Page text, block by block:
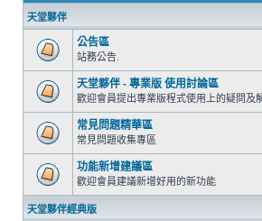
天堂夥伴
公告區
站務公告.
天堂夥伴 - 專業版 使用討論區
歡迎會員提出專業版程式使用上的疑問及
常見問題精華區
常見問題收集專區
功能新增建議區
歡迎會員建議新增好用的新功能
天堂夥伴經典版